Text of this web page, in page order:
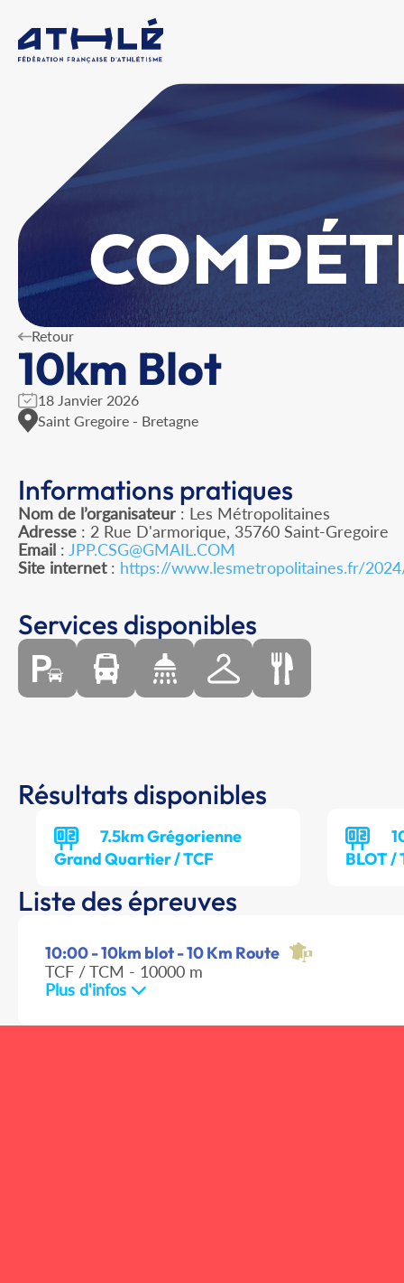
Retour
10km Blot
18 Janvier 2026
Saint Gregoire - Bretagne
Informations pratiques
Nom de l’organisateur : Les Métropolitaines
Adresse : 2 Rue D'armorique, 35760 Saint-Gregoire
Email : JPP.CSG@GMAIL.COM
Site internet: https://www.lesmetropolitaines.fr/
Services disponibles
Résultats disponibles
7.5km Grégorienne
Grand Quartier / TCF
BLOT /
Liste des épreuves
10:00 - 10km blot - 10 Km Route
TCF / TCM - 10000 m
Plus d'infos